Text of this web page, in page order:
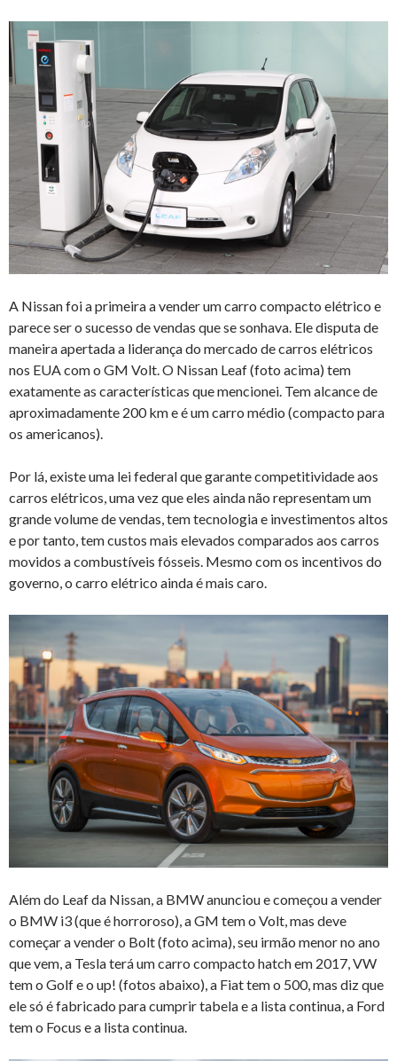
A Nissan foi a primeira a vender um carro compacto elétrico e
parece ser o sucesso de vendas que se sonhava. Ele disputa de
maneira apertada a liderança do mercado de carros elétricos
nos EUA com o GM Volt. O Nissan Leaf (foto acima) tem
exatamente as características que mencionei. Tem alcance de
aproximadamente 200 km e é um carro médio (compacto para
os americanos).
Por lá, existe uma lei federal que garante competitividade aos
carros elétricos, uma vez que eles ainda não representam um
grande volume de vendas, tem tecnologia e investimentos altos
e por tanto, tem custos mais elevados comparados aos carros
movidos a combustíveis fósseis. Mesmo com os incentivos do
governo, o carro elétrico ainda é mais caro.
Além do Leaf da Nissan, a BMW anunciou e começou a vender
o BMW i3 (que é horroroso), a GM tem o Volt, mas deve
começar a vender o Bolt (foto acima), seu irmão menor no ano
que vem, a Tesla terá um carro compacto hatch em 2017, VW
tem o Golf e o up! (fotos abaixo), a Fiat tem o 500, mas diz que
ele só é fabricado para cumprir tabela e a lista continua, a Ford
tem o Focus e a lista continua.